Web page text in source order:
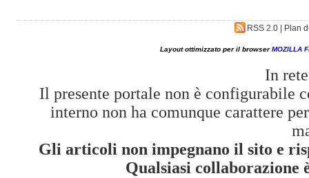
RSS 2.0 Plan
Layout ottimizzato per il browserMOZILLA
In
Il presente portale non è configurabile
interno non ha comunque carattere
Gli articoli non impegnano il sito e
Qualsiasi collaborazione